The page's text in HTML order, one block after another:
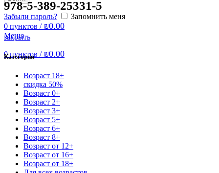
Забыли пароль?
Запомнить меня
0 пунктов / ₪0.00
Меню
0пунктов / ₪0.00
978-5-389-25331-5
закрыть
Категории
Возраст 18+
скидка 50%
Возраст 0+
Возраст 2+
Возраст 3+
Возраст 5+
Возраст 6+
Возраст 8+
Возраст от 12+
Возраст от 16+
Возраст от 18+